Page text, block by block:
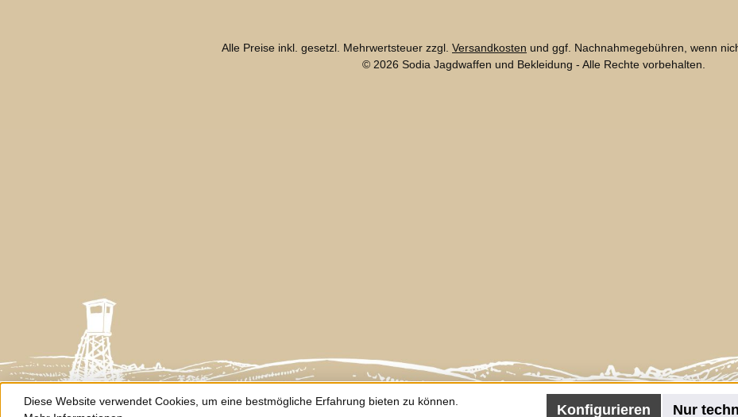
Alle Preise inkl. gesetzl. Mehrwertsteuer zzgl. Versandkosten und ggf. Nachnahmegebühren, wenn
© 2026 Sodia Jagdwaffen und Bekleidung - Alle Rechte vorbehalten.
Diese Website verwendet Cookies, um eine bestmögliche Erfahrung bieten zu können.
Nur
Konfigurieren